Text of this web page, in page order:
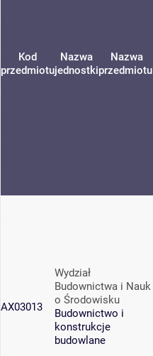
Kod
przedmiotu
Nazwa
jednostki
Nazwa
przedmiotu
AX03013
Wydział
Budownictwa i Nauk
o Środowisku
Budownictwo i
konstrukcje
budowlane